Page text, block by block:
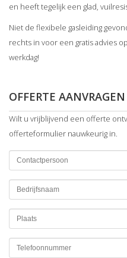
en heeft tegelijk een glad,
Niet de flexibele gasleiding
rechts in voor een gratis advies
werkdag!
OFFERTE AANVRAGEN
Wilt u vrijblijvend een offerte
offerteformulier nauwkeurig in.